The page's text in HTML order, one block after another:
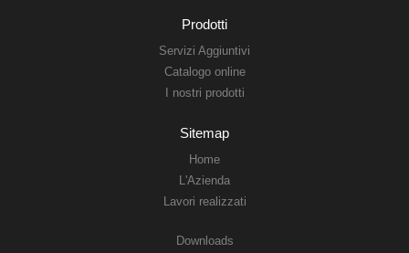
Prodotti
Servizi Aggiuntivi
Catalogo online
I nostri prodotti
Sitemap
Home
L'Azienda
Lavori realizzati
Downloads